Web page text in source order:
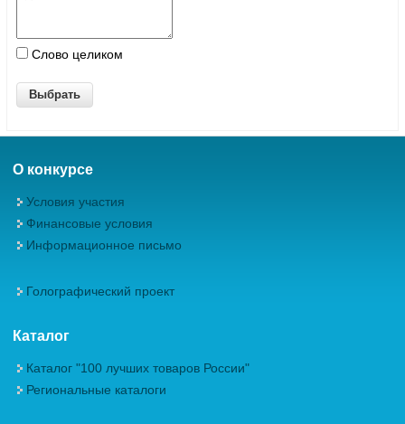
Слово целиком
О конкурсе
Условия участия
Финансовые условия
Информационное письмо
Голографический проект
Каталог
Каталог "100 лучших товаров России"
Региональные каталоги